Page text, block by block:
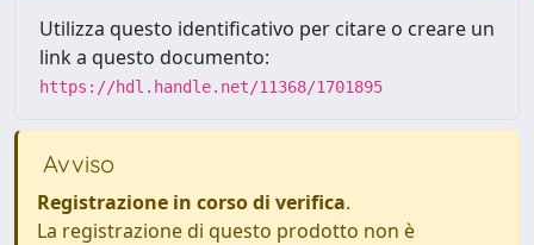
Utilizza questo identificativo per citare o creare un
link a questo documento:
https://hdl.handle.net/11368/1701895
Avviso
Registrazione in corso di verifica.
La registrazione di questo prodotto non è